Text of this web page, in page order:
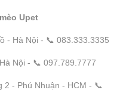
Upet
- Hà Nội - 📞 083.333.3335
Nội - 📞 097.789.7777
- Phú Nhuận - HCM - 📞